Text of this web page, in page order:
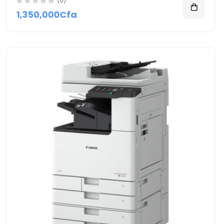
1,350,000Cfa